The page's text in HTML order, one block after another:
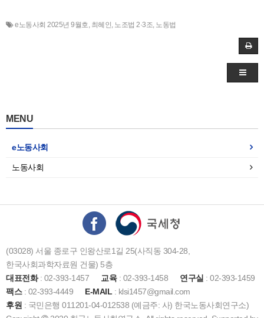
e노동사회 2025년 9월호, 최혜인, 노조법 2·3조, 노동법
MENU
e노동사회
노동사회
(03028) 서울 종로구 인왕산로1길 25(사직동 304-28,
한국사회과학자료원 건물) 5층
대표전화: 02-393-1457 교육: 02-393-1458 연구실 : 02-393-1459
팩스: 02-393-4449 E-MAIL : klsi1457@gmail.com
후원 : 국민은행 011201-04-012538 (예금주: 사) 한국노동사회연구소)